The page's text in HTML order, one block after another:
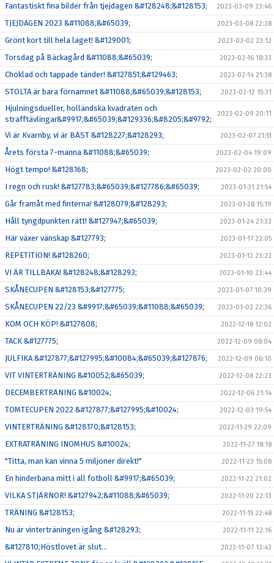
Fantastiskt fina bilder från tjejdagen &#128248;&#128153; 2023-03-09 23:46
TJEJDAGEN 2023 &#11088;&#65039; 2023-03-08 22:28
Grönt kort till hela laget! &#129001; 2023-03-02 23:12
Torsdag på Bäckagård &#11088;&#65039; 2023-02-16 18:33
Choklad och tappade tänder! &#127851;&#129463; 2023-02-14 21:38
STOLTA är bara förnamnet &#11088;&#65039;&#128153; 2023-02-12 15:31
Hjulningsdueller, holländska kvadraten och
strafftävlingar&#9917;&#65039;&#129336;&#8205;&#9792;
2023-02-09 20:11
Vi är Kvarnby, vi är BÄST &#128227;&#128293; 2023-02-07 21:51
Årets första 7-manna &#11088;&#65039; 2023-02-04 19:09
Högt tempo! &#128168; 2023-02-02 20:00
I regn och rusk! &#127783;&#65039;&#127786;&#65039; 2023-01-31 21:54
Går framåt med finterna! &#128079;&#128293; 2023-01-28 15:19
Håll tyngdpunkten rätt! &#127947;&#65039; 2023-01-24 21:33
Här växer vänskap &#127793; 2023-01-17 22:05
REPETITION! &#128260; 2023-01-12 23:22
VI ÄR TILLBAKA! &#128248;&#128293; 2023-01-10 23:44
SKÅNECUPEN &#128153;&#127775; 2023-01-07 10:39
SKÅNECUPEN 22/23 &#9917;&#65039;&#11088;&#65039; 2023-01-02 22:36
KOM OCH KÖP! &#127808; 2022-12-18 12:02
TACK &#127775; 2022-12-09 08:04
JULFIKA &#127877;&#127995;&#10084;&#65039;&#127876; 2022-12-09 06:10
VIT VINTERTRÄNING &#10052;&#65039; 2022-12-08 22:23
DECEMBERTRÄNING &#10024; 2022-12-06 21:14
TOMTECUPEN 2022 &#127877;&#127995;&#10024; 2022-12-03 19:54
VINTERTRÄNING &#128170;&#128153; 2022-11-29 22:09
EXTRATRÄNING INOMHUS &#10024; 2022-11-27 18:18
"Titta, man kan vinna 5 miljoner direkt!" 2022-11-23 15:08
En hinderbana mitt i all fotboll &#9917;&#65039; 2022-11-22 21:02
VILKA STJÄRNOR! &#127942;&#11088;&#65039; 2022-11-20 22:13
TRÄNING &#128153; 2022-11-15 22:48
Nu är vinterträningen igång &#128293; 2022-11-11 22:16
&#127810;Höstlovet är slut... 2022-11-07 13:43